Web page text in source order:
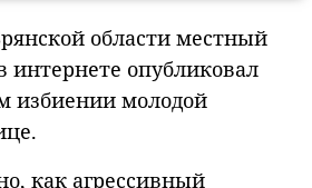
области местный
интернете опубликовал
избиении молодой
как агрессивный